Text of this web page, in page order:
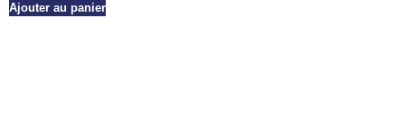
Ajouter au panier